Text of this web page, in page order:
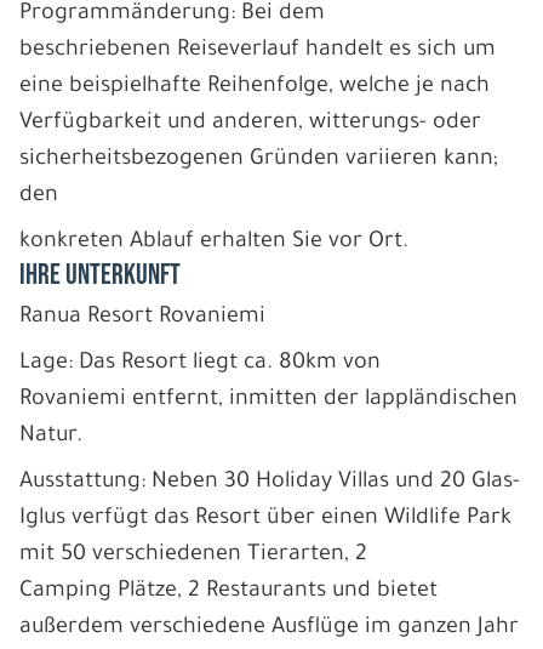
Programmänderung: Bei dem
beschriebenen Reiseverlauf handelt es sich um
eine beispielhafte Reihenfolge, welche je nach
Verfügbarkeit und anderen, witterungs- oder
sicherheitsbezogenen Gründen variieren kann;
den
konkreten Ablauf erhalten Sie vor Ort.
IHRE UNTERKUNFT
Ranua Resort Rovaniemi
Lage: Das Resort liegt ca. 80km von
Rovaniemi entfernt, inmitten der lappländischen
Natur.
Ausstattung: Neben 30 Holiday Villas und 20 Glas-
Iglus verfügt das Resort über einen Wildlife Park
mit 50 verschiedenen Tierarten, 2
Camping Plätze, 2 Restaurants und bietet
außerdem verschiedene Ausflüge im ganzen Jahr